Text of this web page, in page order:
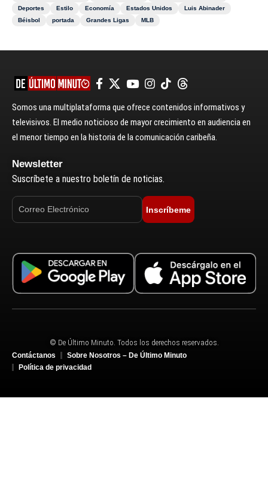
Deportes
Estilo Economía Estados Unidos
Luis Abinader
Béisbol
portada Grandes Ligas MLB
Somos una multiplataforma que ofrece contenidos informativos y
televisivos. El medio noticioso de mayor crecimiento en audiencia en
el menor tiempo en la historia de la comunicación caribeña.
Newsletter
Suscríbete a nuestro boletín de noticias.
Inscríbeme
© De Último Minuto. Todos los derechos reservados.
Contáctanos
Sobre Nosotros – De Último Minuto
Política de privacidad